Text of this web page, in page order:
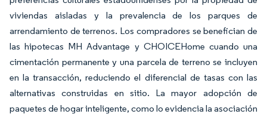
viviendas aisladas y la prevalencia de los parques de
arrendamiento de terrenos. Los compradores se benefician de
las hipotecas MH Advantage y CHOICEHome cuando una
cimentación permanente y una parcela de terreno se incluyen
en la transacción, reduciendo el diferencial de tasas con las
alternativas construidas en sitio. La mayor adopción de
paquetes de hogar inteligente, como lo evidencia la asociación